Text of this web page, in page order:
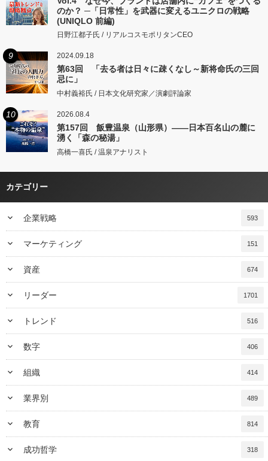
のか？ ─「日常性」を武器に変えるユニクロの戦略
(UNIQLO 前編)
日野江都子氏 / リアルコスモポリタンCEO
9 2024.09.18
第63回 「去る者は日々に疎くなし～新将命氏の三回
忌に」
中村義裕氏 / 日本文化研究家／演劇評論家
10 2026.08.4
第157回 飯豊温泉（山形県）――日本百名山の麓に
湧く「森の秘湯」
高橋一喜氏 / 温泉アナリスト
カテゴリー
keyboard_arrow_down 企業戦略 593
keyboard_arrow_down マーケティング 151
keyboard_arrow_down 資産 674
keyboard_arrow_down リーダー 1701
keyboard_arrow_down トレンド 516
keyboard_arrow_down 数字 406
keyboard_arrow_down 組織 414
keyboard_arrow_down 業界別 489
keyboard_arrow_down 教育 814
keyboard_arrow_down 成功哲学 318